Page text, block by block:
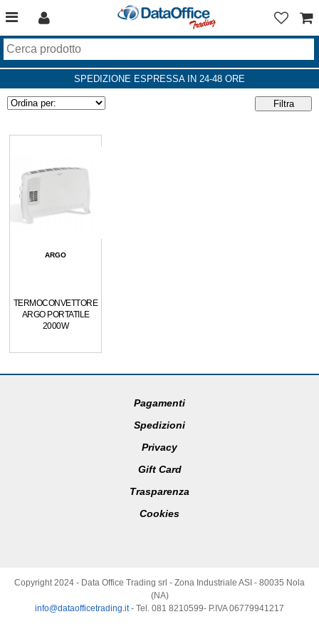
SPEDIZIONE ESPRESSA IN 24-48 ORE
ARGO
TERMOCONVETTORE
ARGO PORTATILE
2000W
Pagamenti
Spedizioni
Privacy
Gift Card
Trasparenza
Cookies
Copyright 2024 - Data Office Trading srl - Zona Industriale ASI - 80035 Nola
(NA)
info@dataofficetrading.it- Tel. 081 8210599- P.IVA 06779941217